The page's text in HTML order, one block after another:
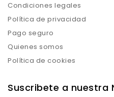
Condiciones legales
Política de privacidad
Pago seguro
Quienes somos
Política de cookies
Suscribete a nuestra